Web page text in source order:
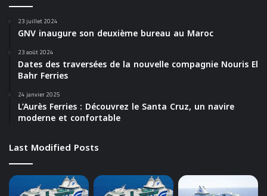
23 juillet 2024
GNV inaugure son deuxième bureau au Maroc
23 août 2024
Dates des traversées de la nouvelle compagnie Nouris El
Bahr Ferries
24 janvier 2025
L’Aurès Ferries : Découvrez le Santa Cruz, un navire
moderne et confortable
Last Modified Posts